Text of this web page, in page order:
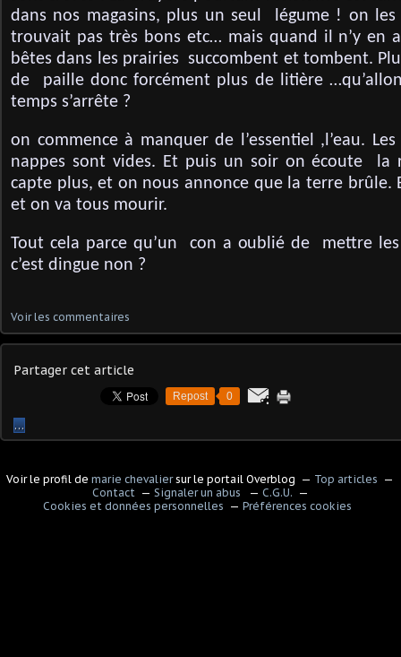
dans nos magasins, plus un seul légume ! on
trouvait pas très bons etc… mais quand il n’y en
bêtes dans les prairies succombent et tombent.
de paille donc forcément plus de litière
temps s’arrête ?
on commence à manquer de l’essentiel ,l’eau.
nappes sont vides. Et puis un soir on écoute la
capte plus, et on nous annonce que la terre brûle.
et on va tous mourir.
Tout cela parce qu’un con a oublié de mettre les
c’est dingue non ?
Voir les commentaires
Partager cet article
Repost 0
…
Voir le profil demarie chevaliersur le portail Overblog
Top articles
Contact
Signaler un abus
C.G.U.
Cookies et données personnelles
Préférences cookies